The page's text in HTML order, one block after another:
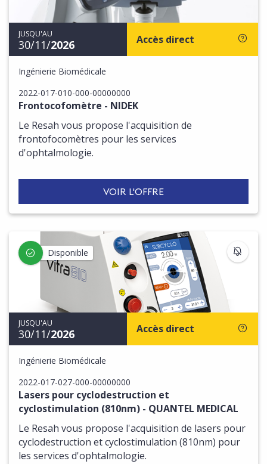
JUSQU'AU
30/11/2026 Accès direct
Ingénierie Biomédicale
2022-017-010-000-00000000
Frontocofomètre - NIDEK
Le Resah vous propose l'acquisition de
frontofocomètres pour les services
d'ophtalmologie.
VOIR L'OFFRE
Disponible
JUSQU'AU
30/11/2026 Accès direct
Ingénierie Biomédicale
2022-017-027-000-00000000
Lasers pour cyclodestruction et
cyclostimulation (810nm) - QUANTEL MEDICAL
Le Resah vous propose l'acquisition de lasers pour
cyclodestruction et cyclostimulation (810nm) pour
les services d'ophtalmologie.